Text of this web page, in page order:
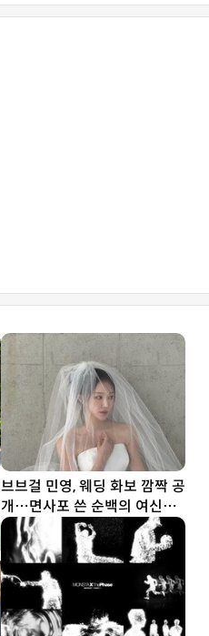
브브걸 민영, 웨딩 화보 깜짝 공
개…면사포 쓴 순백의 여신
[DA★]